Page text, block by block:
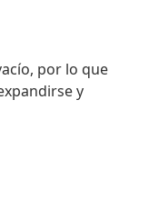
por lo que
y